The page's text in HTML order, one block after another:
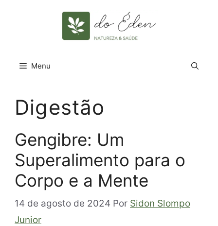
Menu
Digestão
Gengibre: Um
Superalimento para o
Corpo e a Mente
14 de agosto de 2024 Por Sidon Slompo
Junior